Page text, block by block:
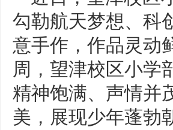
勾勒航天梦想、科
意手作，作品灵动
周，望津校区小学
精神饱满、声情并
美，展现少年蓬勃